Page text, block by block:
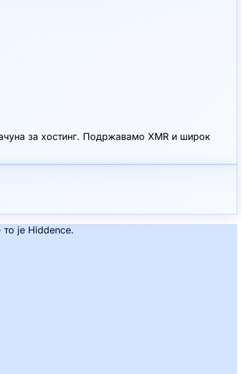
за хостинг. Подржавамо XMR и широк
је Hiddence.